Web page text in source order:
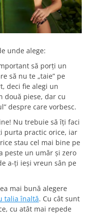
unde alege:
să porți un
să nu te „taie” pe
deci fie alegi un
două piese, dar cu
despre care vorbesc.
Nu trebuie să îți faci
purta practic orice, iar
stau cel mai bine pe
peste un umăr și zero
a-ți ieși vreun sân pe
mai bună alegere
talia înaltă. Cu cât sunt
cu atât mai repede